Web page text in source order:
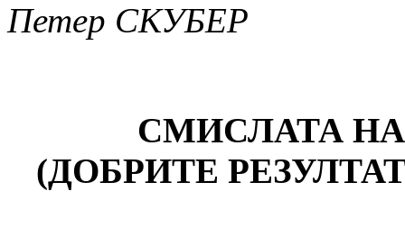
Петер СКУБЕР
СМИСЛАТА
(ДОБРИТЕ